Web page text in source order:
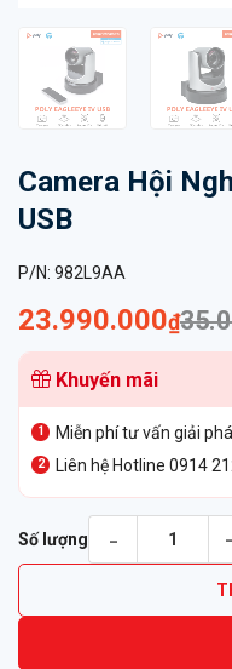
Camera Hội
USB
P/N: 982L9AA
Giá
gốc
là:
35.000.000₫.
23.990.000₫
Giá
hiện
tại
là:
23.990.000₫.
Khuyến mãi
Miễn phí tư vấn giải
Liên hệ Hotline 0914
Số lượng